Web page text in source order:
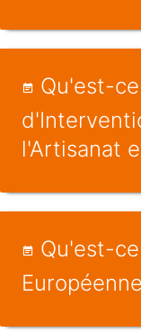
Qu'est-
l'Artisanat
Qu'est-